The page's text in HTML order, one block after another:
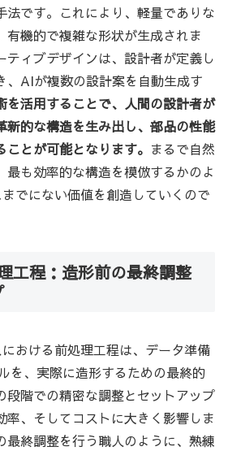
法です。これにより、軽量でありな
有機的で複雑な形状が生成されま
ティブデザインは、設計者が定義し
、AIが複数の設計案を自動生成す
を活用することで、人間の設計者が
新的な構造を生み出し、部品の性能
とが可能となります。 まるで自然
最も効率的な構造を模倣するかのよ
でにない価値を創造していくので
工程：造形前の最終調整
おける前処理工程は、データ準備
を、実際に造形するための最終的
段階での精密な調整とセットアップ
率、そしてコストに大きく影響しま
最終調整を行う職人のように、熟練